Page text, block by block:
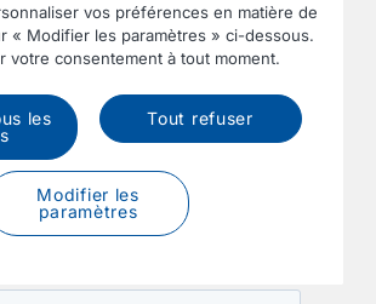
vos préférences en matière de
« Modifier les paramètres » ci-dessous.
votre consentement à tout moment.
les
Tout refuser
Modifier les
paramètres